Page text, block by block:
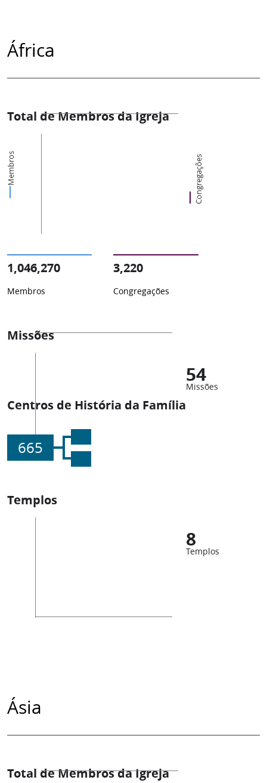
África
Total de Membros da Igreja
Membros Congregações
1,046,270
Membros
3,220
Congregações
Missões
54
Missões
Centros de História da Família
665
Templos
8
Templos
Ásia
Total de Membros da Igreja